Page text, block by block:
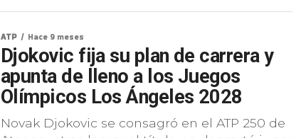
ATP Hace 9 meses
Djokovic fija su plan de carrera y
apunta de lleno a los Juegos
Olímpicos Los Ángeles 2028
Novak Djokovic se consagró en el ATP 250 de